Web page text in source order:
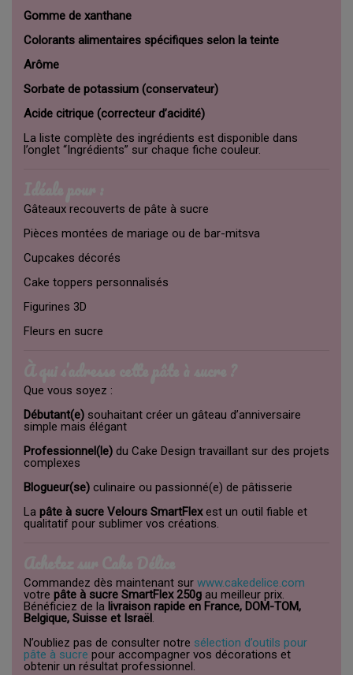
Gomme de xanthane
Colorants alimentaires spécifiques selon la teinte
Arôme
Sorbate de potassium (conservateur)
Acide citrique (correcteur d’acidité)
La liste complète des ingrédients est disponible dans
l’onglet “Ingrédients” sur chaque fiche couleur.
Gâteaux recouverts de pâte à sucre
Pièces montées de mariage ou de bar-mitsva
Cupcakes décorés
Cake toppers personnalisés
Figurines 3D
Fleurs en sucre
Que vous soyez :
Débutant(e) souhaitant créer un gâteau d’anniversaire
simple mais élégant
Professionnel(le) du Cake Design travaillant sur des projets
complexes
Blogueur(se) culinaire ou passionné(e) de pâtisserie
La pâte à sucre Velours SmartFlexest un outil fiable et
qualitatif pour sublimer vos créations.
Commandez dès maintenant sur www.cakedelice.com
votre pâte à sucre SmartFlex 250g au meilleur prix.
Bénéficiez de la livraison rapide en France, DOM-TOM,
Belgique, Suisse et Israël.
N’oubliez pas de consulter notre sélection d’outils pour
pâte à sucre pour accompagner vos décorations et
obtenir un résultat professionnel.